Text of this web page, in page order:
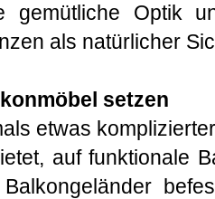
gemütliche Optik
als natürlicher
setzen
etwas
auf funktionale